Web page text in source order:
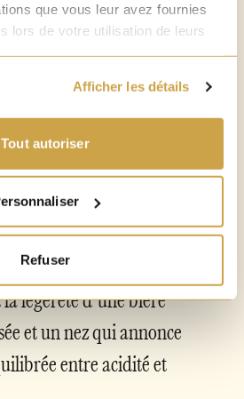
que vous leur avez fournies
lors de votre utilisation de leurs
Afficher les détails
Tout autoriser
Refuser
TYPE
de la framboise
la légèreté d'une bière
et un nez qui annonce
entre acidité et